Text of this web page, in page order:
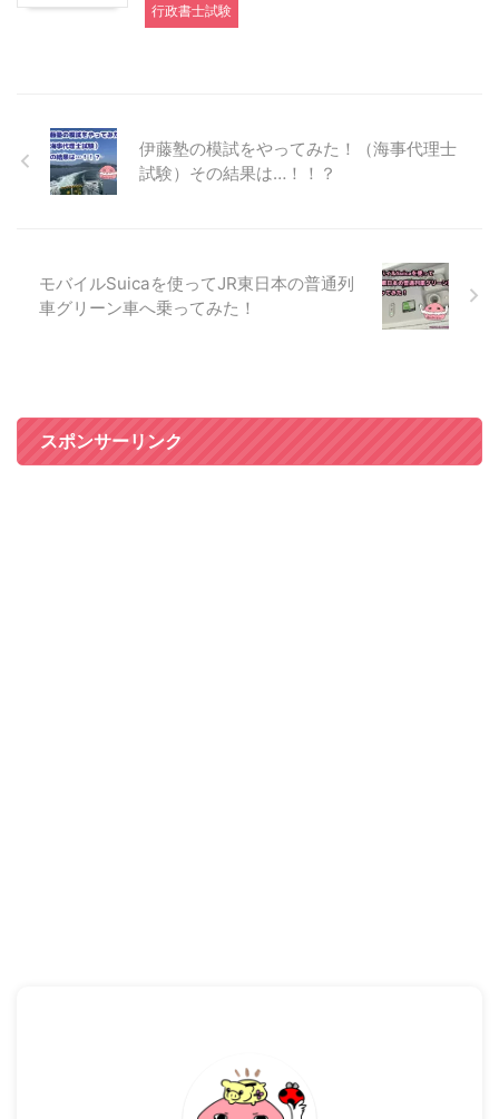
行政書士試験
伊藤塾の模試をやってみた！（海事代理士
試験）その結果は…！！？
モバイルSuicaを使ってJR東日本の普通列
車グリーン車へ乗ってみた！
スポンサーリンク